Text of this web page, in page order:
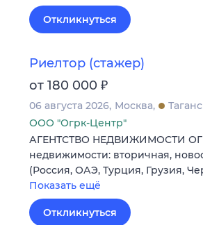
Откликнуться
Риелтор (стажер)
от 180 000 ₽
06 августа 2026 Москва
ООО "Огрк-Центр"
АГЕНТСТВО НЕДВИЖИМОСТИ
недвижимости: вторичная,
(Россия, ОАЭ, Турция, Грузия,
Показать ещё
Откликнуться